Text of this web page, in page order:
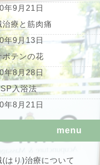
年9月21日
治療と筋肉痛
年9月13日
ボテンの花
年8月28日
入浴法
年8月21日
menu
(はり)治療について